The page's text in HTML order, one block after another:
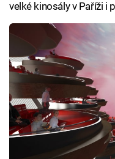
velké kinosály v Paříži i